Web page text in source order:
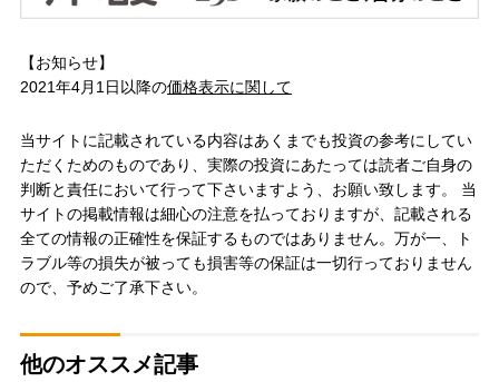
【お知らせ】
2021年4月1日以降の価格表示に関して
当サイトに記載されている内容はあくまでも投資の参考にしてい
ただくためのものであり、実際の投資にあたっては読者ご自身の
判断と責任において行って下さいますよう、お願い致します。 当
サイトの掲載情報は細心の注意を払っておりますが、記載される
全ての情報の正確性を保証するものではありません。万が一、ト
ラブル等の損失が被っても損害等の保証は一切行っておりません
ので、予めご了承下さい。
他のオススメ記事